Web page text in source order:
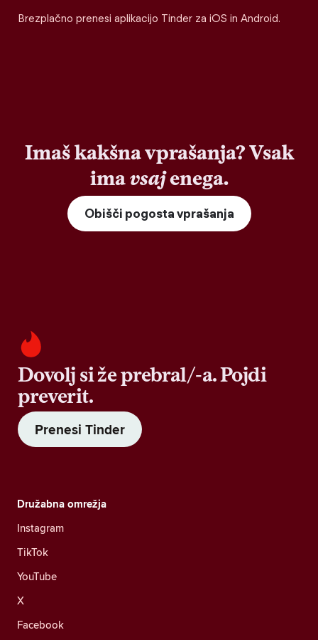
Brezplačno prenesi aplikacijo Tinder za iOS in Android.
Imaš kakšna vprašanja? Vsak
imavsajenega.
Obišči pogosta vprašanja
Dovolj si že prebral/-a. Pojdi
preverit.
Prenesi Tinder
Družabna omrežja
Instagram
TikTok
YouTube
X
Facebook